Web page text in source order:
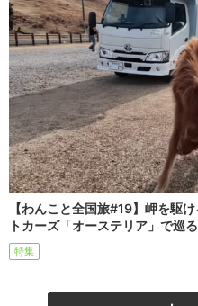
【わんこと全国旅#19】岬を駆
トカーズ「オーステリア」で巡
特集